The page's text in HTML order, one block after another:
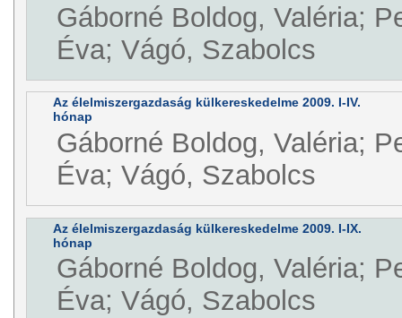
Gáborné Boldog, Valéria;
Éva; Vágó, Szabolcs
Az élelmiszergazdaság külkereskedelme 2009. I-IV.
hónap
Gáborné Boldog, Valéria;
Éva; Vágó, Szabolcs
Az élelmiszergazdaság külkereskedelme 2009. I-IX.
hónap
Gáborné Boldog, Valéria;
Éva; Vágó, Szabolcs